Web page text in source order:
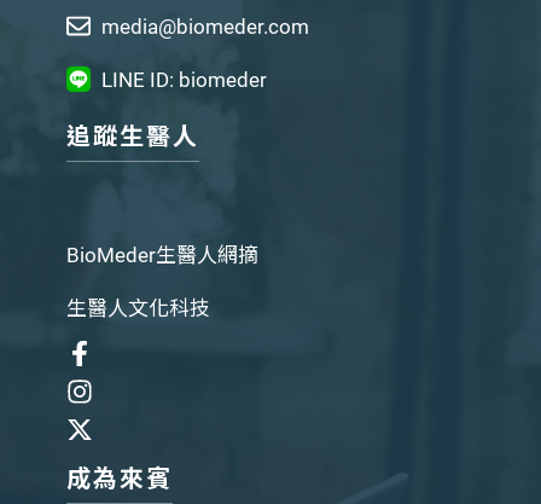
media@biomeder.com
LINE ID: biomeder
追蹤生醫人
BioMeder生醫人網摘
生醫人文化科技
成為來賓